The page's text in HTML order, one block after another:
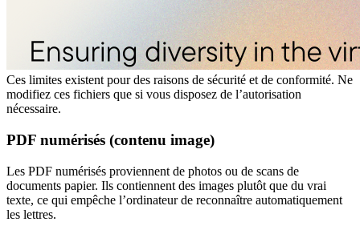
Ces limites existent pour des raisons de sécurité et de conformité. Ne
modifiez ces fichiers que si vous disposez de l’autorisation
nécessaire.
PDF numérisés (contenu image)
Les PDF numérisés proviennent de photos ou de scans de
documents papier. Ils contiennent des images plutôt que du vrai
texte, ce qui empêche l’ordinateur de reconnaître automatiquement
les lettres.